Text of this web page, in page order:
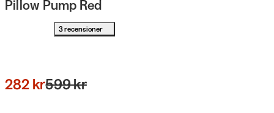
Pillow Pump Red
3 recensioner
282 kr599 kr